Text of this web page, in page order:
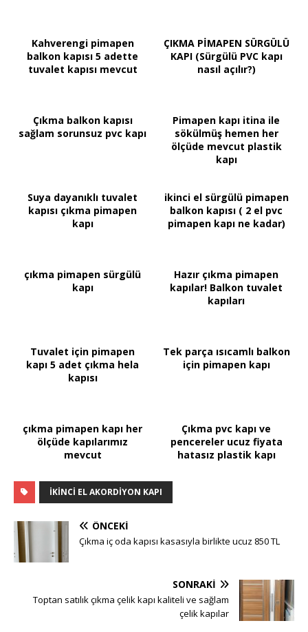
Kahverengi pimapen
balkon kapısı 5 adette
tuvalet kapısı mevcut
ÇIKMA PİMAPEN SÜRGÜLÜ
KAPI (Sürgülü PVC kapı
nasıl açılır?)
Çıkma balkon kapısı
sağlam sorunsuz pvc kapı
Pimapen kapı itina ile
sökülmüş hemen her
ölçüde mevcut plastik
kapı
Suya dayanıklı tuvalet
kapısı çıkma pimapen
kapı
ikinci el sürgülü pimapen
balkon kapısı ( 2 el pvc
pimapen kapı ne kadar)
çıkma pimapen sürgülü
kapı
Hazır çıkma pimapen
kapılar! Balkon tuvalet
kapıları
Tuvalet için pimapen
kapı 5 adet çıkma hela
kapısı
Tek parça ısıcamlı balkon
için pimapen kapı
çıkma pimapen kapı her
ölçüde kapılarımız
mevcut
Çıkma pvc kapı ve
pencereler ucuz fiyata
hatasız plastik kapı
IKINCI EL AKORDIYON KAPI
ÖNCEKI
Çıkma iç oda kapısı kasasıyla birlikte ucuz 850 TL
SONRAKI
Toptan satılık çıkma çelik kapı kaliteli ve sağlam
çelik kapılar